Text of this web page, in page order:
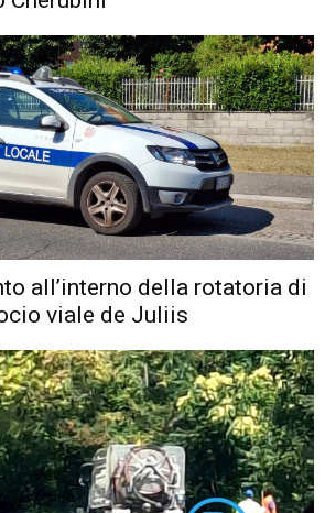
all’interno della rotatoria di
viale de Juliis